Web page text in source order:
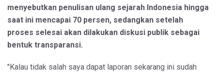
menyebutkan penulisan ulang sejarah Indonesia hingga
saat ini mencapai 70 persen, sedangkan setelah
proses selesai akan dilakukan diskusi publik sebagai
bentuk transparansi.
"Kalau tidak salah saya dapat laporan sekarang ini sudah